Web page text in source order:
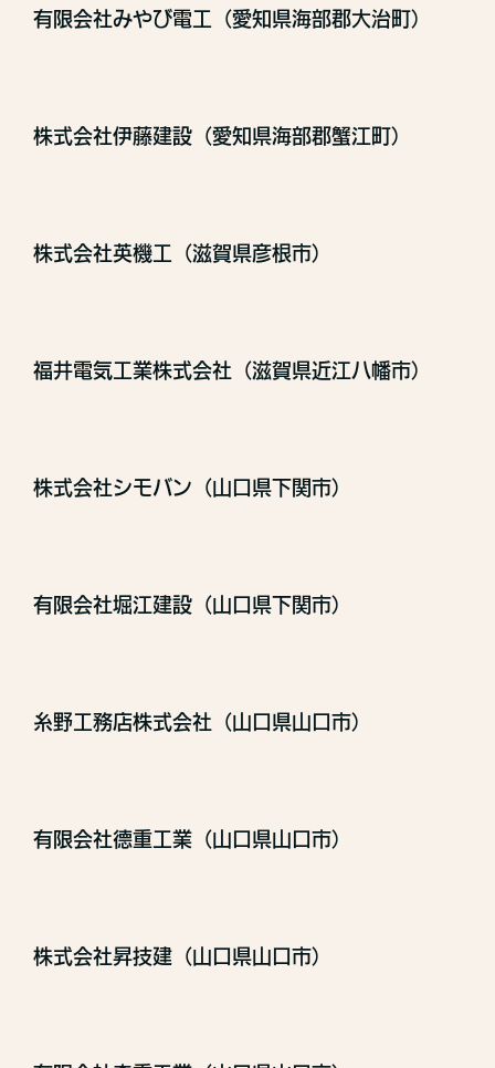
有限会社みやび電工（愛知県海部郡大治町）
株式会社伊藤建設（愛知県海部郡蟹江町）
株式会社英機工（滋賀県彦根市）
福井電気工業株式会社（滋賀県近江八幡市）
株式会社シモバン（山口県下関市）
有限会社堀江建設（山口県下関市）
糸野工務店株式会社（山口県山口市）
有限会社德重工業（山口県山口市）
株式会社昇技建（山口県山口市）